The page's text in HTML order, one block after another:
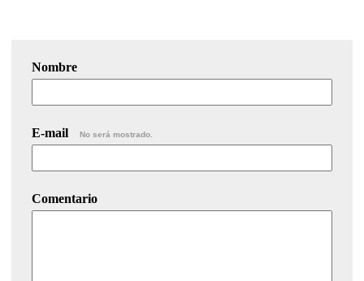
Nombre
E-mail No será mostrado.
Comentario